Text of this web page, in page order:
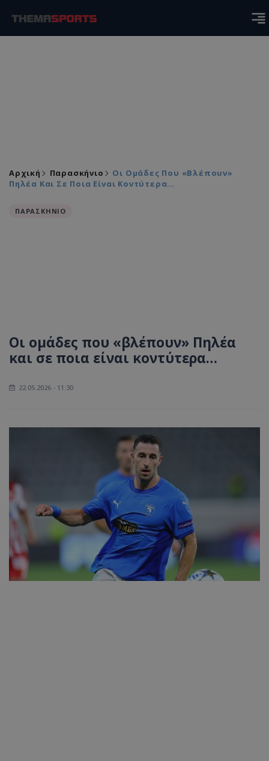
Αρχική Παρασκήνιο
Οι Ομάδες Που «βλέπουν»
Πηλέα Και Σε Ποια Είναι Κοντύτερα…
ΠΑΡΑΣΚΗΝΙΟ
Οι ομάδες που «βλέπουν» Πηλέα
και σε ποια είναι κοντύτερα…
22.05.2026 - 11:30